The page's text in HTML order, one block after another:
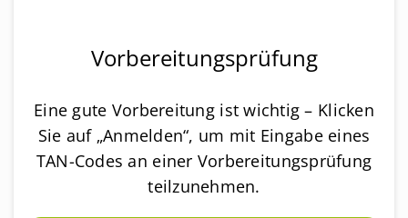
Vorbereitungsprüfung
Eine gute Vorbereitung ist wichtig – Klicken
Sie auf „Anmelden“, um mit Eingabe eines
TAN-Codes an einer Vor­be­rei­tungs­prü­fung
teilzunehmen.